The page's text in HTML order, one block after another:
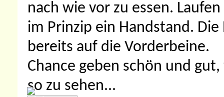
nach wie vor zu essen.
im Prinzip ein Handstand.
bereits auf die Vorderbeine.
Chance geben schön und
so zu sehen...